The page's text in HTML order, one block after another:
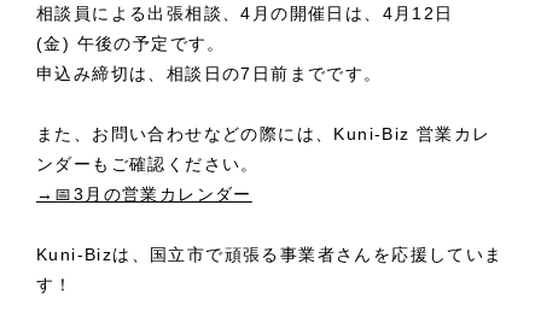
相談員による出張相談、4月の開催日は、4月12日
(金) 午後の予定です。
申込み締切は、相談日の7日前までです。
また、お問い合わせなどの際には、Kuni-Biz 営業カレ
ンダーもご確認ください。
→📅3月の営業カレンダー
Kuni-Bizは、国立市で頑張る事業者さんを応援していま
す！